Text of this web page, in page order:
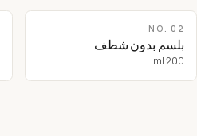
NO. 02
بلسم بدون شطف
200 ml